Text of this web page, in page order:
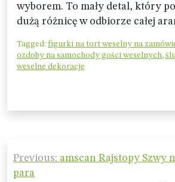
wyborem. To mały detal, który
dużą różnicę w odbiorze całej
Tagged: figurki na tort weselny na
ozdoby na samochody gości weselnych,
weselne dekoracje
Nawigacja
wpisu
Previous: amscan Rajstopy Szwy
para